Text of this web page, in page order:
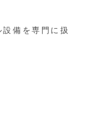
備を専門に扱